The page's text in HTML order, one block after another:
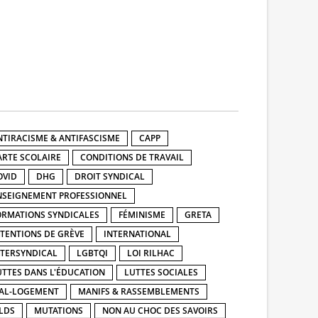
& ANTIFASCISME
CAPP
SCOLAIRE
CONDITIONS DE TRAVAIL
DHG
DROIT SYNDICAL
PROFESSIONNEL
SYNDICALES
FÉMINISME
GRETA
DE GRÈVE
INTERNATIONAL
LGBTQI
LOI RILHAC
DANS L'ÉDUCATION
LUTTES SOCIALES
LOGEMENT
MANIFS & RASSEMBLEMENTS
MUTATIONS
NON AU CHOC DES SAVOIRS